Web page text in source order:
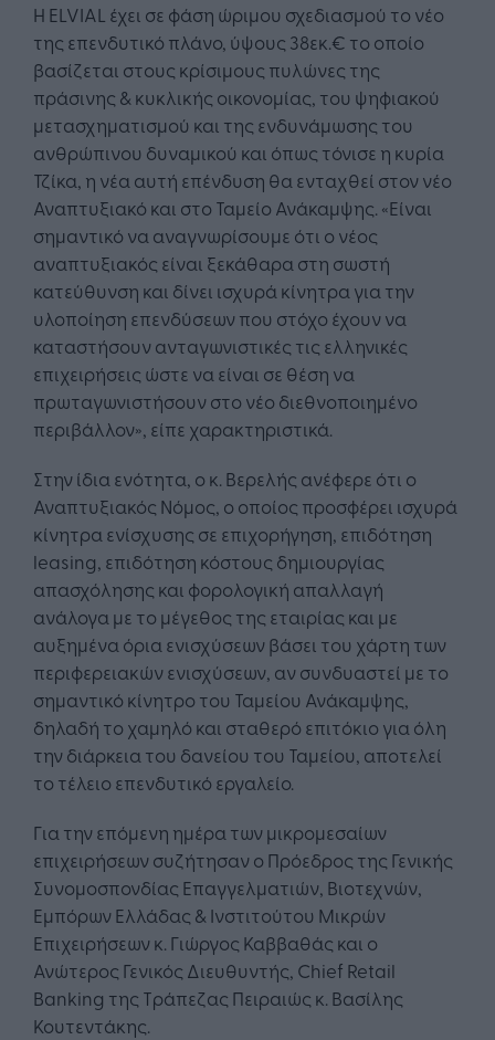
Η ELVIAL έχει σε φάση ώριμου σχεδιασμού το νέο
της επενδυτικό πλάνο, ύψους 38εκ.€ το οποίο
βασίζεται στους κρίσιμους πυλώνες της
πράσινης & κυκλικής οικονομίας, του ψηφιακού
μετασχηματισμού και της ενδυνάμωσης του
ανθρώπινου δυναμικού και όπως τόνισε η κυρία
Τζίκα, η νέα αυτή επένδυση θα ενταχθεί στον νέο
Αναπτυξιακό και στο Ταμείο Ανάκαμψης. «Είναι
σημαντικό να αναγνωρίσουμε ότι ο νέος
αναπτυξιακός είναι ξεκάθαρα στη σωστή
κατεύθυνση και δίνει ισχυρά κίνητρα για την
υλοποίηση επενδύσεων που στόχο έχουν να
καταστήσουν ανταγωνιστικές τις ελληνικές
επιχειρήσεις ώστε να είναι σε θέση να
πρωταγωνιστήσουν στο νέο διεθνοποιημένο
περιβάλλον», είπε χαρακτηριστικά.
Στην ίδια ενότητα, ο κ. Βερελής ανέφερε ότι ο
Αναπτυξιακός Νόμος, ο οποίος προσφέρει ισχυρά
κίνητρα ενίσχυσης σε επιχορήγηση, επιδότηση
leasing, επιδότηση κόστους δημιουργίας
απασχόλησης και φορολογική απαλλαγή
ανάλογα με το μέγεθος της εταιρίας και με
αυξημένα όρια ενισχύσεων βάσει του χάρτη των
περιφερειακών ενισχύσεων, αν συνδυαστεί με το
σημαντικό κίνητρο του Ταμείου Ανάκαμψης,
δηλαδή το χαμηλό και σταθερό επιτόκιο για όλη
την διάρκεια του δανείου του Ταμείου, αποτελεί
το τέλειο επενδυτικό εργαλείο.
Για την επόμενη ημέρα των μικρομεσαίων
επιχειρήσεων συζήτησαν ο Πρόεδρος της Γενικής
Συνομοσπονδίας Επαγγελματιών, Βιοτεχνών,
Εμπόρων Ελλάδας & Ινστιτούτου Μικρών
Επιχειρήσεων κ. Γιώργος Καββαθάς και ο
Ανώτερος Γενικός Διευθυντής, Chief Retail
Banking της Τράπεζας Πειραιώς κ. Βασίλης
Κουτεντάκης.